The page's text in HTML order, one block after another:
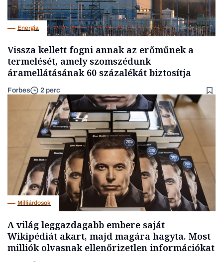
Energia
Vissza kellett fogni annak az erőműnek a
termelését, amely szomszédunk
áramellátásának 60 százalékát biztosítja
Forbes 2 perc
Milliárdosok
A világ leggazdagabb embere saját
Wikipédiát akart, majd magára hagyta. Most
milliók olvasnak ellenőrizetlen információkat